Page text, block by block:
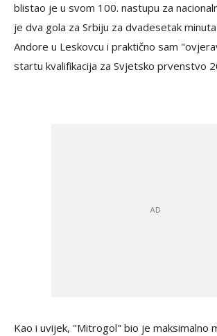
blistao je u svom 100. nastupu za
je dva gola za Srbiju za dvadesetak
Andore u Leskovcu i praktično sam
startu kvalifikacija za Svjetsko prvenstvo
Kao i uvijek, "Mitrogol" bio je maksimalno